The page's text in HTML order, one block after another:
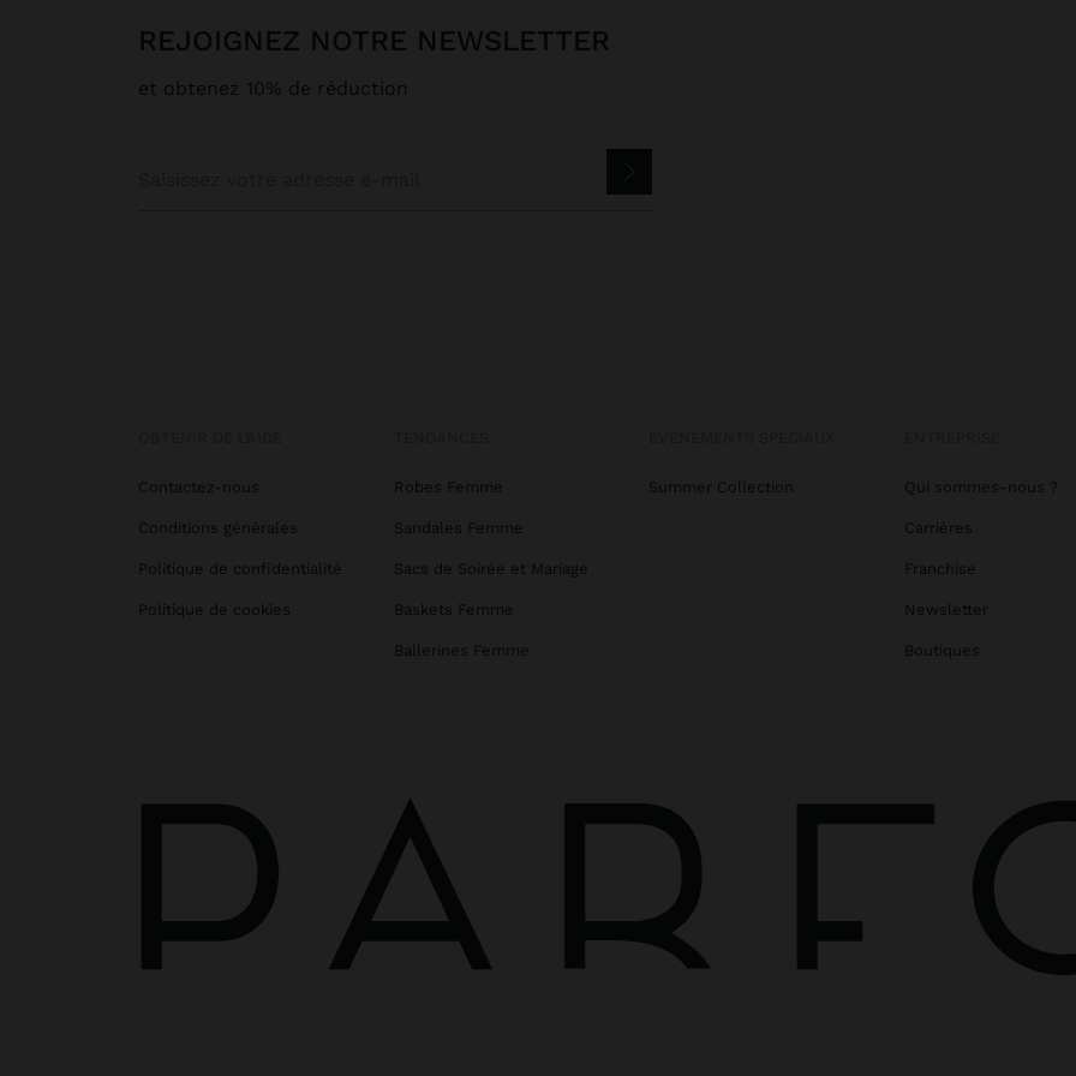
REJOIGNEZ NOTRE NEWSLETTER
et obtenez 10% de réduction
Contactez-nous
Conditions générales
Politique de confidentialité
Politique de cookies
Robes Femme
Sandales Femme
Sacs de Soirée et Mariage
Baskets Femme
Ballerines Femme
Summer Collection Qui sommes-nous ?
Carrières
Franchise
Newsletter
Boutiques